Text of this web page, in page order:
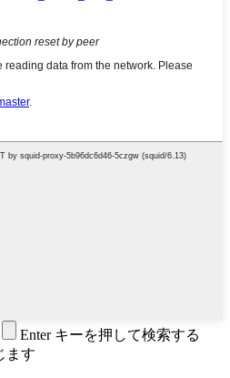
Enter キーを押して検索する
ます